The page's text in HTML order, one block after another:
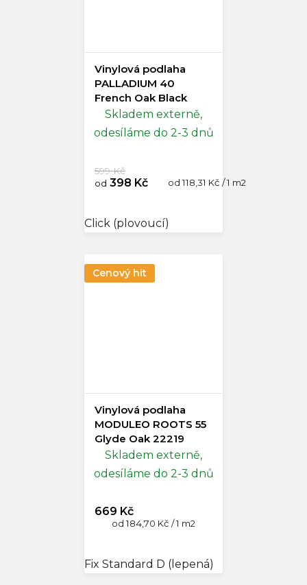
Vinylová podlaha
PALLADIUM 40
French Oak Black
Doprodej
Skladem externě,
odesíláme do 2-3 dnů
od 398 Kč
599 Kč
Měrná
od 118,31 Kč / 1 m2
Click (plovoucí)
Cenový hit
Vinylová podlaha
MODULEO ROOTS 55
Glyde Oak 22219
Skladem externě,
odesíláme do 2-3 dnů
669 Kč
Měrná
od 184,70 Kč / 1 m2
Fix Standard D (lepená)